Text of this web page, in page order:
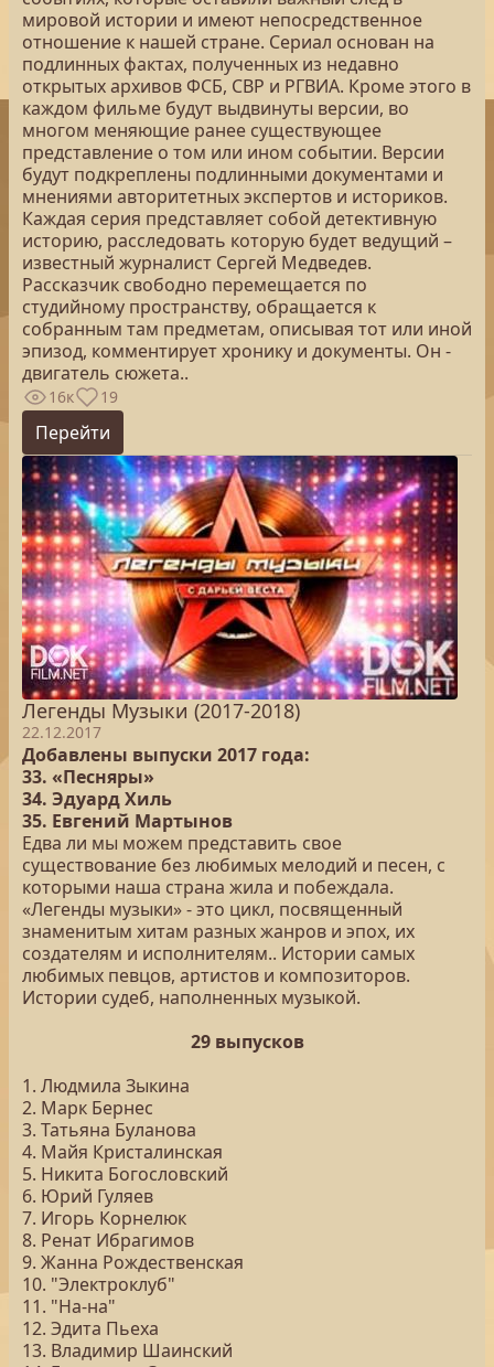
мировой истории и имеют непосредственное
отношение к нашей стране. Сериал основан на
подлинных фактах, полученных из недавно
открытых архивов ФСБ, СВР и РГВИА. Кроме этого в
каждом фильме будут выдвинуты версии, во
многом меняющие ранее существующее
представление о том или ином событии. Версии
будут подкреплены подлинными документами и
мнениями авторитетных экспертов и историков.
Каждая серия представляет собой детективную
историю, расследовать которую будет ведущий –
известный журналист Сергей Медведев.
Рассказчик свободно перемещается по
студийному пространству, обращается к
собранным там предметам, описывая тот или иной
эпизод, комментирует хронику и документы. Он -
двигатель сюжета..
16к 19
Перейти
Легенды Музыки (2017-2018)
22.12.2017
Добавлены выпуски 2017 года:
33. «Песняры»
34. Эдуард Хиль
35. Евгений Мартынов
Едва ли мы можем представить свое
существование без любимых мелодий и песен, с
которыми наша страна жила и побеждала.
«Легенды музыки» - это цикл, посвященный
знаменитым хитам разных жанров и эпох, их
создателям и исполнителям.. Истории самых
любимых певцов, артистов и композиторов.
Истории судеб, наполненных музыкой.
29 выпусков
1. Людмила Зыкина
2. Марк Бернес
3. Татьяна Буланова
4. Майя Кристалинская
5. Никита Богословский
6. Юрий Гуляев
7. Игорь Корнелюк
8. Ренат Ибрагимов
9. Жанна Рождественская
10. "Электроклуб"
11. "На-на"
12. Эдита Пьеха
13. Владимир Шаинский